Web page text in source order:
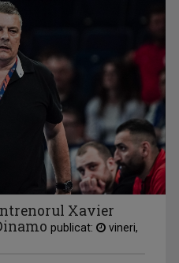
Xavier
publicat:
vineri,